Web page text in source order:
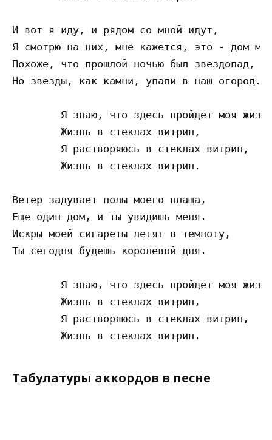
И вот я иду, и рядом со мной идут,
Я смотрю на них, мне кажется, это - дом
Похоже, что прошлой ночью был звездопад,
Но звезды, как камни, упали в наш огород.
Я знаю, что здесь пройдет моя
        Жизнь в стеклах витрин,
        Я растворяюсь в стеклах витрин,
        Жизнь в стеклах витрин.
Ветер задувает полы моего плаща,
Еще один дом, и ты увидишь меня.
Искры моей сигареты летят в темноту,
Ты сегодня будешь королевой дня.
Я знаю, что здесь пройдет моя
        Жизнь в стеклах витрин,
        Я растворяюсь в стеклах витрин,
Табулатуры аккордов в песне